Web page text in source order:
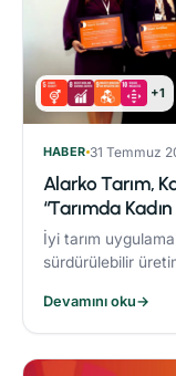
+1
HABER 31 Temmuz
Alarko Tarım,
“Tarımda
İyi tarım
sürdürülebilir
üçüncü yılında
başlatıyor.
Devamını oku→